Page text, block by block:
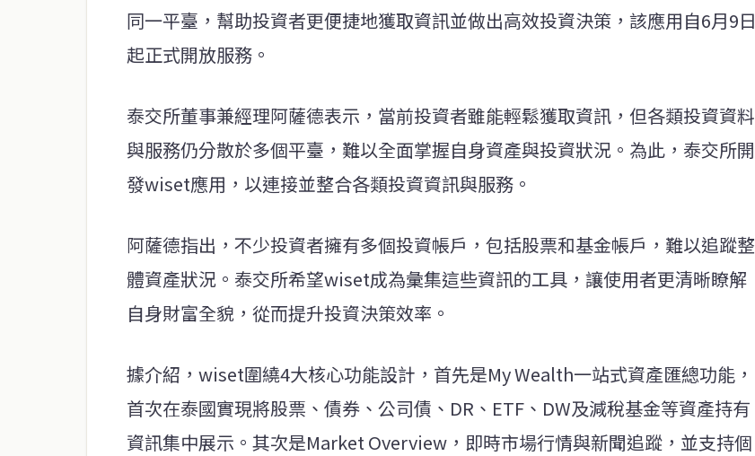
同一平臺，幫助投資者更便捷地獲取資訊並做出高效投資決策，該應用自6月9日
起正式開放服務。
泰交所董事兼經理阿薩德表示，當前投資者雖能輕鬆獲取資訊，但各類投資資料
與服務仍分散於多個平臺，難以全面掌握自身資產與投資狀況。為此，泰交所開
發wiset應用，以連接並整合各類投資資訊與服務。
阿薩德指出，不少投資者擁有多個投資帳戶，包括股票和基金帳戶，難以追蹤整
體資產狀況。泰交所希望wiset成為彙集這些資訊的工具，讓使用者更清晰瞭解
自身財富全貌，從而提升投資決策效率。
據介紹，wiset圍繞4大核心功能設計，首先是My Wealth一站式資產匯總功能，
首次在泰國實現將股票、債券、公司債、DR、ETF、DW及減稅基金等資產持有
資訊集中展示。其次是Market Overview，即時市場行情與新聞追蹤，並支持個